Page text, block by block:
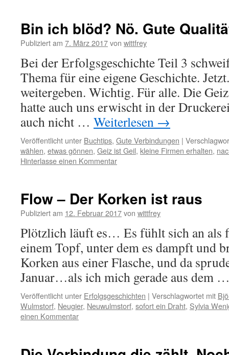
Bin ich blöd? Nö. Gute
Publiziert am 7. März 2017von wittfrey
Bei der Erfolgsgeschichte Teil 3
Thema für eine eigene Geschichte.
weitergeben. Wichtig. Für alle. Die
hatte auch uns erwischt in der
auch nicht … Weiterlesen →
Veröffentlicht unter Buchtips, Gute Verbindungen |
wählen, etwas gönnen, Geiz ist Geil, kleine Firmen erhalten,
Hinterlasse einen Kommentar
Flow – Der Korken ist raus
Publiziert am 12. Februar 2017von wittfrey
Plötzlich läuft es… Es fühlt sich an als
einem Topf, unter dem es dampft und
Korken aus einer Flasche, und da
Januar…als ich mich gerade aus dem
Veröffentlicht unter Erfolgsgeschichten | Verschlagwortet mit
Wulmstorf, Neugier, Neuwulmstorf, sofort ein Draht, Sylvia
einen Kommentar